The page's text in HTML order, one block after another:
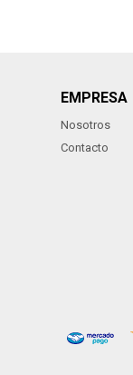
EMPRESA
Nosotros
Contacto